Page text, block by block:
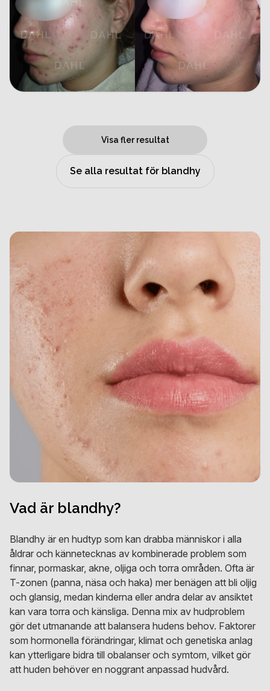
Visa fler resultat
Se alla resultat för blandhy
Vad är blandhy?
Blandhy är en hudtyp som kan drabba människor i alla
åldrar och kännetecknas av kombinerade problem som
finnar, pormaskar, akne, oljiga och torra områden. Ofta är
T-zonen (panna, näsa och haka) mer benägen att bli oljig
och glansig, medan kinderna eller andra delar av ansiktet
kan vara torra och känsliga. Denna mix av hudproblem
gör det utmanande att balansera hudens behov. Faktorer
som hormonella förändringar, klimat och genetiska anlag
kan ytterligare bidra till obalanser och symtom, vilket gör
att huden behöver en noggrant anpassad hudvård.